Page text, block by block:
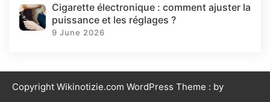
Cigarette électronique : comment ajuster la
puissance et les réglages ?
9 June 2026
Copyright Wikinotizie.com WordPress Theme : by